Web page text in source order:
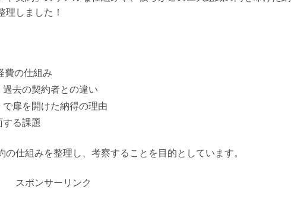
しました！
費の仕組み
過去の契約者との違い
扉を開けた納得の理由
る課題
仕組みを整理し、考察することを目的としています。
スポンサーリンク